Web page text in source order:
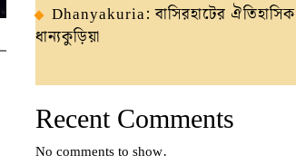
Dhanyakuria: বাসিরহাটের ঐতিহাসিক
ধান্যকুড়িয়া
Recent Comments
No comments to show.